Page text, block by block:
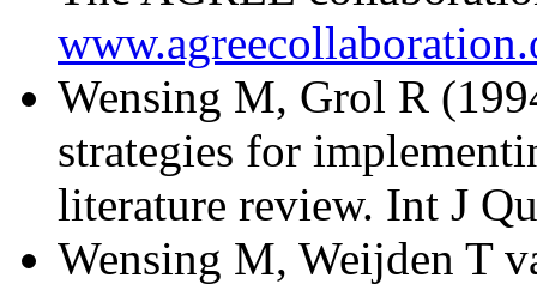
Wensing M, Grol R
strategies for
literature review. Int J
Wensing M, Weijden T